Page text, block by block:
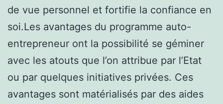
de vue personnel et fortifie la confiance en
soi.Les avantages du programme auto-
entrepreneur ont la possibilité se géminer
avec les atouts que l’on attribue par l’Etat
ou par quelques initiatives privées. Ces
avantages sont matérialisés par des aides